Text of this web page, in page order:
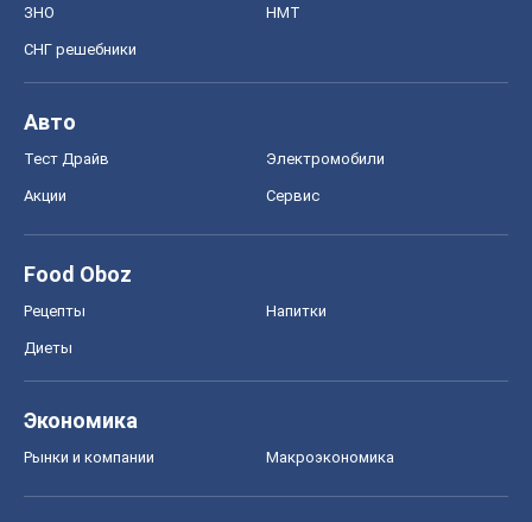
ЗНО НМТ
СНГ решебники
Авто
Тест Драйв Электромобили
Акции Сервис
Food Oboz
Рецепты Напитки
Диеты
Экономика
Рынки и компании Mакроэкономика